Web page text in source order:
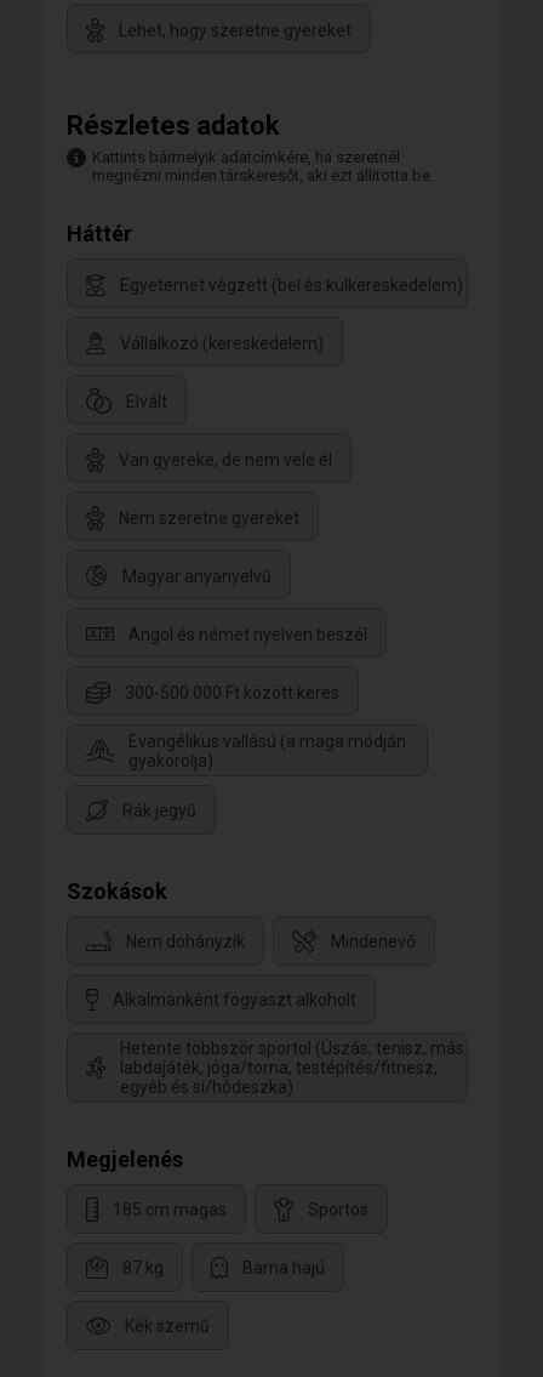
Lehet, hogy szeretne gyereket
Részletes adatok
Kattints bármelyik adatcímkére, ha szeretnél
megnézni minden társkeresőt, aki ezt állította be.
Háttér
Egyetemet végzett (bel és külkereskedelem)
Vállalkozó (kereskedelem)
Elvált
Van gyereke, de nem vele él
Nem szeretne gyereket
Magyar anyanyelvű
Angol és német nyelven beszél
300-500.000 Ft között keres
Evangélikus vallású (a maga módján
gyakorolja)
Rák jegyű
Szokások
Nem dohányzik Mindenevő
Alkalmanként fogyaszt alkoholt
Hetente többször sportol (Úszás, tenisz, más
labdajáték, jóga/torna, testépítés/fitnesz,
egyéb és sí/hódeszka)
Megjelenés
185 cm magas Sportos
87 kg Barna hajú
Kék szemű